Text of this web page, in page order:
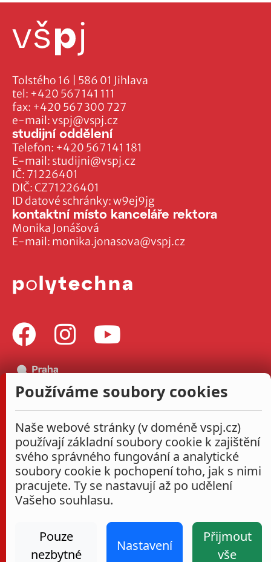
Tolstého 16 | 586 01 Jihlava
tel: +420 567 141 111
fax: +420 567 300 727
e-mail:vspj@vspj.cz
IČ: 71226401
DIČ: CZ71226401
ID datové schránky: w9ej9jg
studijní oddělení
Telefon: +420 567 141 181
E-mail: studijni@vspj.cz
kontaktní místo kanceláře rektora
Monika Jonášová
E-mail: monika.jonasova@vspj.cz
Používáme soubory cookies
Naše webové stránky (v doméně vspj.cz)
používají základní soubory cookie k zajištění
svého správného fungování a analytické
soubory cookie k pochopení toho, jak s nimi
pracujete. Ty se nastavují až po udělení
Vašeho souhlasu.
Pouze
nezbytné
Nastavení
Přijmout
vše